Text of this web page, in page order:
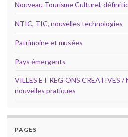
Nouveau Tourisme Culturel,
NTIC, TIC, nouvelles technologies
Patrimoine et musées
Pays émergents
VILLES ET REGIONS CREATIVES
nouvelles pratiques
PAGES